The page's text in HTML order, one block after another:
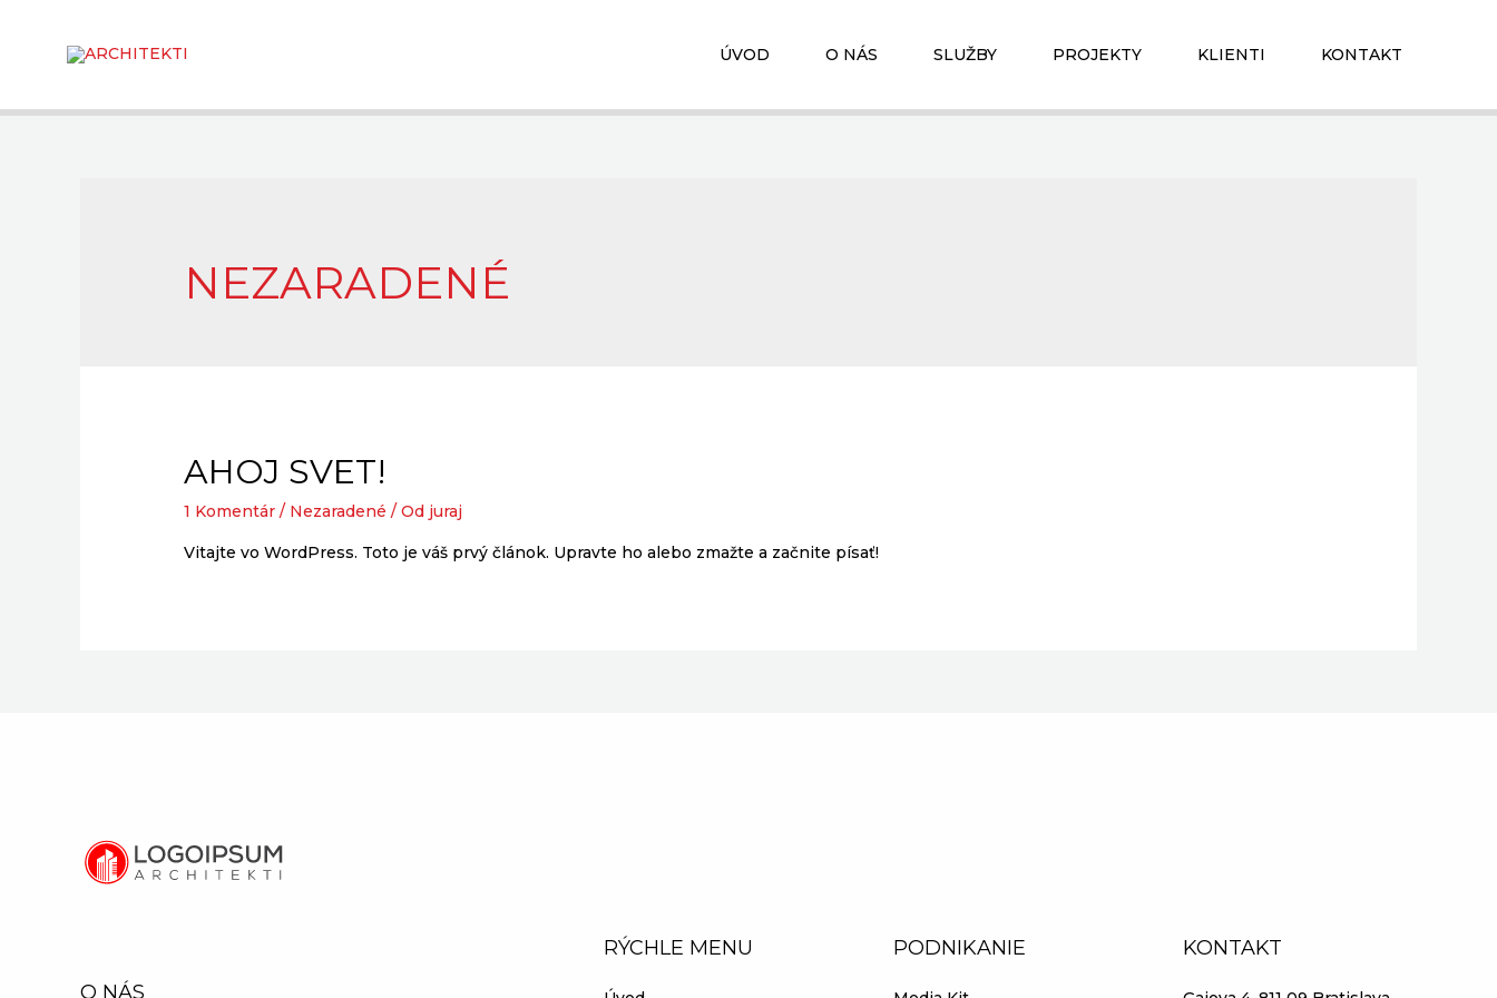
ÚVOD O NÁS SLUŽBY PROJEKTY KLIENTI KONTAKT
NEZARADENÉ
AHOJ SVET!
1 Komentár / Nezaradené / Od juraj
Vitajte vo WordPress. Toto je váš prvý článok. Upravte ho alebo zmažte a začnite písať!
O NÁS
RÝCHLE MENU PODNIKANIE KONTAKT